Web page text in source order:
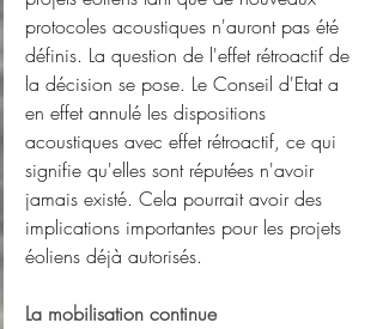
protocoles acoustiques n'auront pas été
définis. La question de l'effet rétroactif de
la décision se pose. Le Conseil d'Etat a
en effet annulé les dispositions
acoustiques avec effet rétroactif, ce qui
signifie qu'elles sont réputées n'avoir
jamais existé. Cela pourrait avoir des
implications importantes pour les projets
éoliens déjà autorisés.
La mobilisation continue